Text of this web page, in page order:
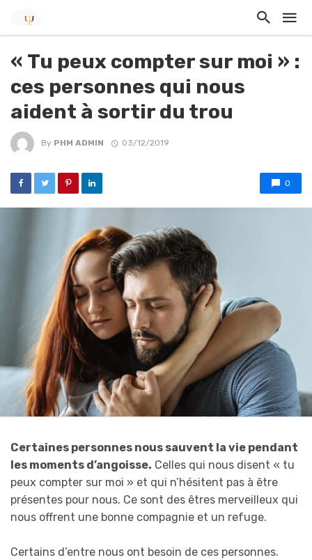
« Tu peux compter sur moi » :
ces personnes qui nous
aident à sortir du trou
By PHM ADMIN 03/12/2019
0
Certaines personnes nous sauvent la vie pendant
les moments d’angoisse. Celles qui nous disent « tu
peux compter sur moi » et qui n’hésitent pas à être
présentes pour nous. Ce sont des êtres merveilleux qui
nous offrent une bonne compagnie et un refuge.
Certains d’entre nous ont besoin de ces personnes.